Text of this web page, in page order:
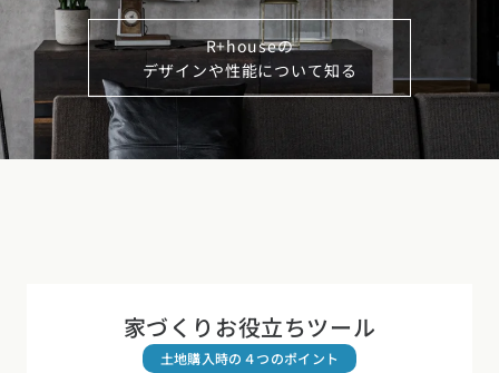
R+houseの
デザインや性能について知る
家づくりお役立ちツール
土地購入時の４つのポイント